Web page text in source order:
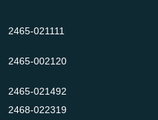
2465-021111
2465-002120
2465-021492
2468-022319